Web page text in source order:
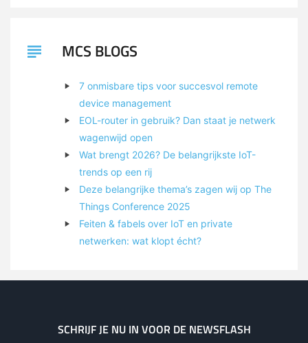
MCS BLOGS
7 onmisbare tips voor succesvol remote
device management
EOL-router in gebruik? Dan staat je netwerk
wagenwijd open
Wat brengt 2026? De belangrijkste IoT-
trends op een rij
Deze belangrijke thema’s zagen wij op The
Things Conference 2025
Feiten & fabels over IoT en private
netwerken: wat klopt écht?
SCHRIJF JE NU IN VOOR DE NEWSFLASH